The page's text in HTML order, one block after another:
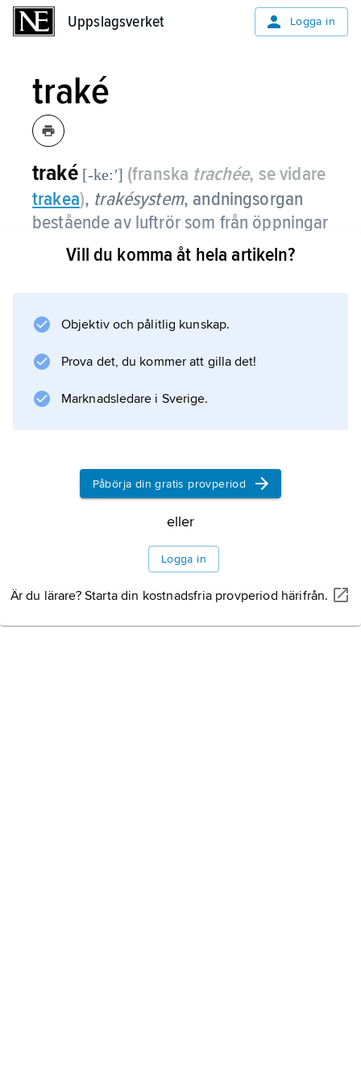
Uppslagsverket Logga in
traké
traké [-ke:ʹ] (franska trachée, se vidare
trakea), trakésystem, andningsorgan
bestående av luftrör som från öppningar
(spirakler, andningshål, stigman) på
Trakéer finns hos klomaskar, insekter samt
vissa mångfotingar och vissa spindeldjur.
Vill du komma åt hela artikeln?
Objektiv och pålitlig kunskap.
Prova det, du kommer att gilla det!
Marknadsledare i Sverige.
Påbörja din gratis provperiod
eller
Logga in
Är du lärare? Starta din kostnadsfria provperiod härifrån.